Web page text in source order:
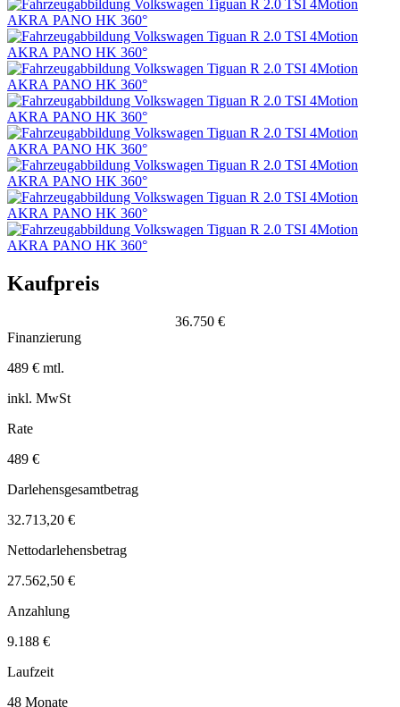
Kaufpreis
36.750 €
Finanzierung
489 € mtl.
inkl. MwSt
Rate
489 €
Darlehensgesamtbetrag
32.713,20 €
Nettodarlehensbetrag
27.562,50 €
Anzahlung
9.188 €
Laufzeit
48 Monate